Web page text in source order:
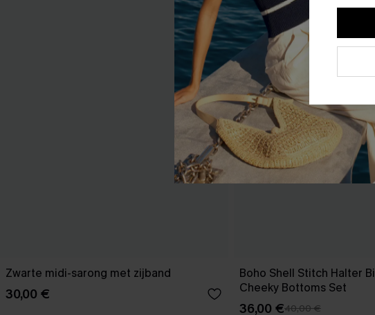
Zwarte midi-sarong met zijband
30,00 €
Boho Shell Stitch Halter
Cheeky Bottoms Set
36,00 €40,00 €